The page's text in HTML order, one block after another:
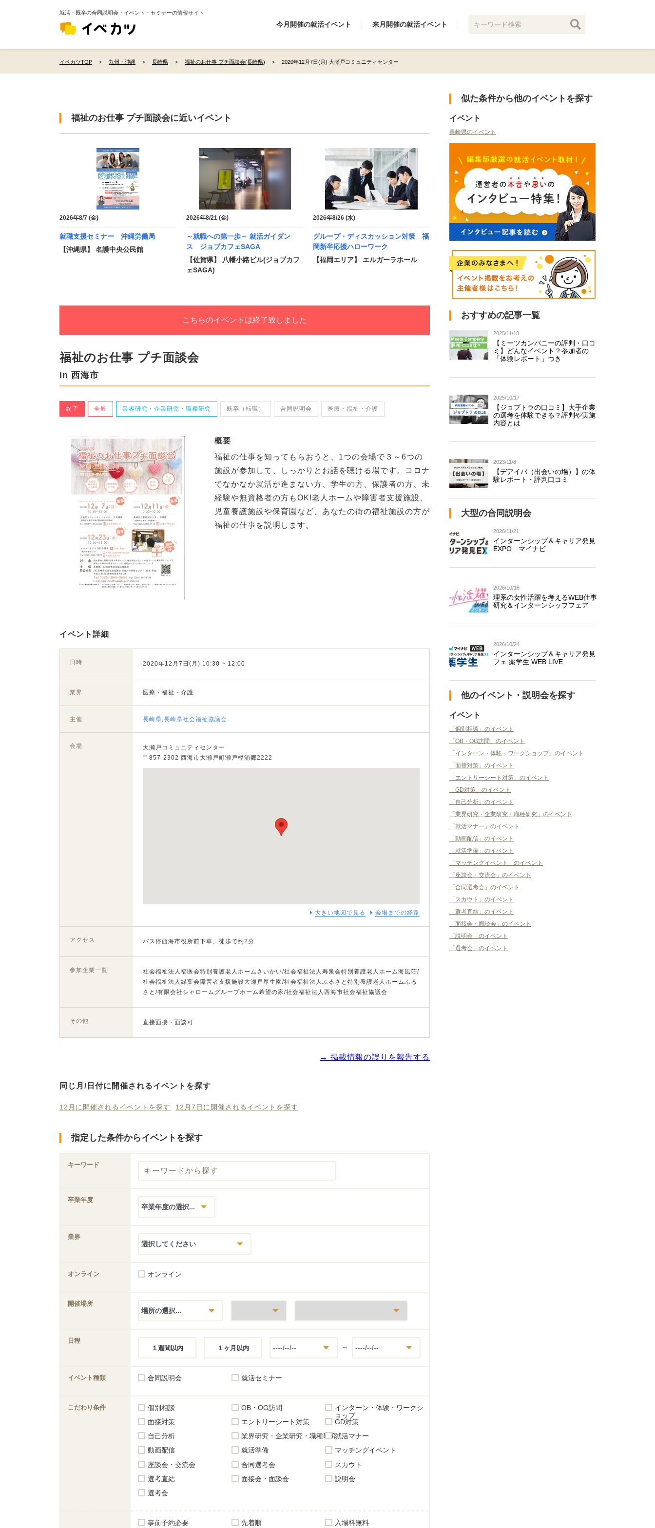
就活・既卒の合同説明会・イベント・セミナーの情報サイト
今月開催の就活イベント 来月開催の就活イベント
イベカツTOP 九州・沖縄 長崎県 福祉のお仕事 プチ面談会(長崎県) 2020年12月7日(月) 大瀬戸コミュニティセンター
福祉のお仕事 プチ面談会に近いイベント
2026年8/7 (金)
就職支援セミナー 沖縄労働局
【沖縄県】 名護中央公民館
2026年8/21 (金)
～就職への第一歩～ 就活ガイダン
ス ジョブカフェSAGA
【佐賀県】 八幡小路ビル(ジョブカフ
ェSAGA)
2026年8/26 (水)
グループ・ディスカッション対策 福
岡新卒応援ハローワーク
【福岡エリア】 エルガーラホール
こちらのイベントは終了致しました
福祉のお仕事 プチ面談会
in 西海市
終了 全般 業界研究・企業研究・職種研究 既卒（転職） 合同説明会 医療・福祉・介護
概要
福祉の仕事を知ってもらおうと、1つの会場で３～6つの
施設が参加して、しっかりとお話を聴ける場です。コロナ
でなかなか就活が進まない方、学生の方、保護者の方、未
経験や無資格者の方もOK!老人ホームや障害者支援施設、
児童養護施設や保育園など、あなたの街の福祉施設の方が
福祉の仕事を説明します。
イベント詳細
日時 2020年12月7日(月) 10:30 ~ 12:00
業界 医療・福祉・介護
主催 長崎県,長崎県社会福祉協議会
会場
大瀬戸コミュニティセンター
〒857-2302 西海市大瀬戸町瀬戸樫浦郷2222
大きい地図で見る 会場までの経路
アクセス バス停西海市役所前下車、徒歩で約2分
参加企業一覧
社会福祉法人福医会特別養護老人ホームさいかい/社会福祉法人寿泉会特別養護老人ホーム海風荘/
社会福祉法人緑葉会障害者支援施設大瀬戸厚生園/社会福祉法人ふるさと特別養護老人ホームふる
さと/有限会社シャロームグループホーム希望の家/社会福祉法人西海市社会福祉協議会
その他 直接面接・面談可
→ 掲載情報の誤りを報告する
同じ月/日付に開催されるイベントを探す
12月に開催されるイベントを探す 12月7日に開催されるイベントを探す
指定した条件からイベントを探す
キーワード
卒業年度
業界
オンライン オンライン
開催場所
日程
１週間以内
１ヶ月以内 ~
イベント種類 合同説明会 就活セミナー
こだわり条件 個別相談 OB・OG訪問
インターン・体験・ワークシ
ョップ
面接対策
エントリーシート対策
GD対策
自己分析
業界研究・企業研究・職種研究就活マナー
動画配信
就活準備
マッチングイベント
座談会・交流会
合同選考会
スカウト
選考直結
面接会・面談会
説明会
選考会
事前予約必要 先着順
入場料無料
似た条件から他のイベントを探す
イベント
長崎県のイベント
おすすめの記事一覧
2025/11/18
【ミーツカンパニーの評判・口コ
ミ】どんなイベント？参加者の
「体験レポート」つき
2025/10/17
【ジョブトラの口コミ】大手企業
の選考を体験できる？評判や実施
内容とは
2023/11/8
【デアイバ（出会いの場）】の体
験レポート・評判口コミ
大型の合同説明会
2026/11/21
インターンシップ＆キャリア発見
EXPO マイナビ
2026/10/18
理系の女性活躍を考えるWEB仕事
研究＆インターンシップフェア
2026/10/24
インターンシップ＆キャリア発見
フェ 薬学生 WEB LIVE
他のイベント・説明会を探す
イベント
「個別相談」のイベント
「OB・OG訪問」のイベント
「インターン・体験・ワークショップ」のイベント
「面接対策」のイベント
「エントリーシート対策」のイベント
「GD対策」のイベント
「自己分析」のイベント
「業界研究・企業研究・職種研究」のイベント
「就活マナー」のイベント
「動画配信」のイベント
「就活準備」のイベント
「マッチングイベント」のイベント
「座談会・交流会」のイベント
「合同選考会」のイベント
「スカウト」のイベント
「選考直結」のイベント
「面接会・面談会」のイベント
「説明会」のイベント
「選考会」のイベント